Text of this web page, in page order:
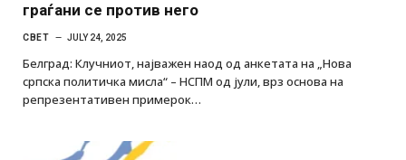
граѓани се против него
СВЕТ JULY 24, 2025
Белград: Клучниот, најважен наод од анкетата на „Нова
српска политичка мисла“ – НСПМ од јули, врз основа на
репрезентативен примерок…